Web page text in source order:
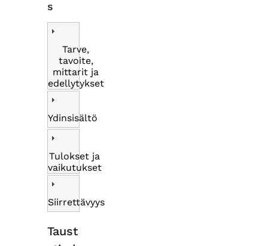
s
Tarve,
tavoite,
mittarit ja
edellytykset
Ydinsisältö
Tulokset ja
vaikutukset
Siirrettävyys
Taust